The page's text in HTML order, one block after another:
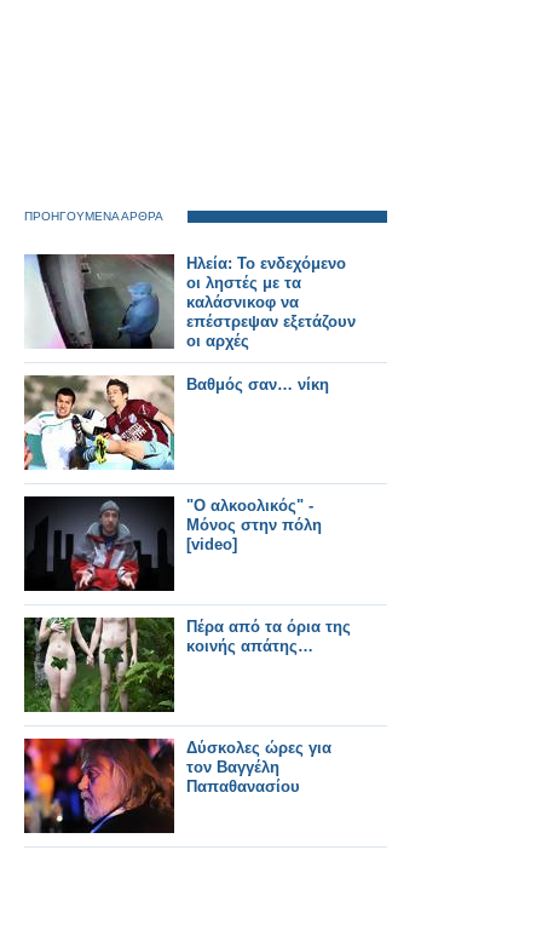
ΠΡΟΗΓΟΥΜΕΝΑ ΑΡΘΡΑ
Ηλεία: Το ενδεχόμενο
οι ληστές με τα
καλάσνικοφ να
επέστρεψαν εξετάζουν
οι αρχές
Βαθμός σαν… νίκη
"Ο αλκοολικός" -
Μόνος στην πόλη
[video]
Πέρα από τα όρια της
κοινής απάτης…
Δύσκολες ώρες για
τον Βαγγέλη
Παπαθανασίου